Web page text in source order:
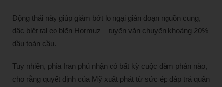
Động thái này giúp giảm bớt lo ngại gián đoạn nguồn cung,
đặc biệt tại eo biển Hormuz – tuyến vận chuyển khoảng 20%
dầu toàn cầu.
Tuy nhiên, phía Iran phủ nhận có bất kỳ cuộc đàm phán nào,
cho rằng quyết định của Mỹ xuất phát từ sức ép đáp trả quân